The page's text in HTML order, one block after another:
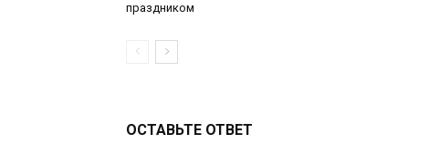
праздником
ОСТАВЬТЕ ОТВЕТ